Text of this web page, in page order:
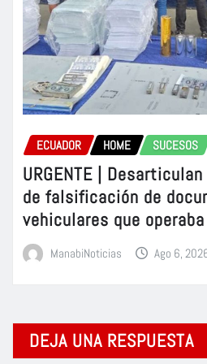
ECUADOR HOME SUCESOS
URGENTE |
de falsificación de
vehiculares que
ManabiNoticias Ago 6,
DEJA UNA RESPUESTA